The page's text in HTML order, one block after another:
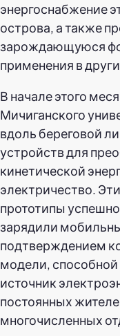
энергоснабжение
острова, а также
зарождающуюся
применения в
В начале этого
Мичиганского
вдоль береговой
устройств для
кинетической
электричество.
прототипы
зарядили
подтверждением
модели,
источник
постоянных
многочисленных